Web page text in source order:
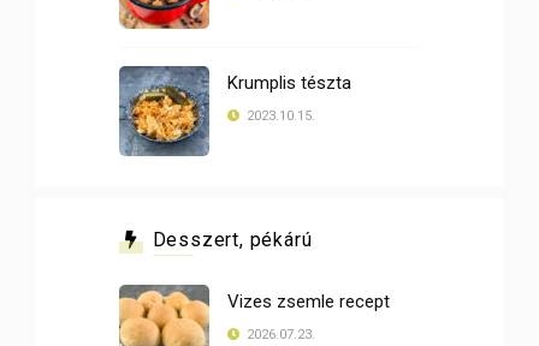
Krumplis tészta
2023.10.15.
Desszert, pékárú
Vizes zsemle recept
2026.07.23.